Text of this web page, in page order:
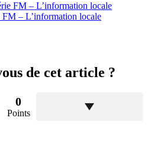
FM – L’information locale
FM – L’information locale
de cet article ?
0
Points